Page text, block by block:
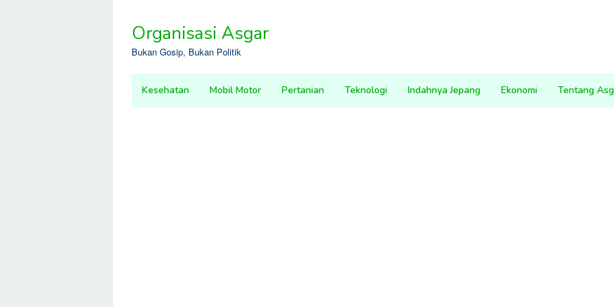
contentOrganisasi Asgar
Bukan Gosip, Bukan Politik
Kesehatan Mobil Motor Pertanian Teknologi Indahnya Jepang Ekonomi Tentang